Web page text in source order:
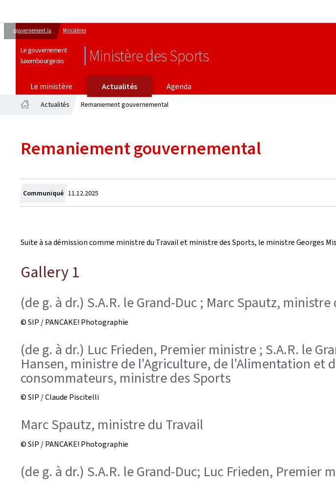
gouvernement.lu Ministères
Le gouvernement
luxembourgeois
Ministère des Sports
Le ministère Actualités
Agenda
Actualités Remaniement gouvernemental
Remaniement gouvernemental
Communiqué Crée
le
11.12.2025
Suite à sa démission comme ministre du Travail et ministre des Sports, le ministre Georges
Gallery 1
(de g. à dr.) S.A.R. le Grand-Duc ; Marc Spautz, ministre
© SIP / PANCAKE! Photographie
(de g. à dr.) Luc Frieden, Premier ministre ; S.A.R. le
Hansen, ministre de l'Agriculture, de l'Alimentation et
consommateurs, ministre des Sports
© SIP / Claude Piscitelli
Marc Spautz, ministre du Travail
© SIP / PANCAKE! Photographie
(de g. à dr.) S.A.R. le Grand-Duc; Luc Frieden,